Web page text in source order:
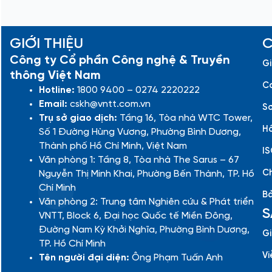
GIỚI THIỆU
Công ty Cổ phần Công nghệ & Truyền
thông Việt Nam
Hotline: 1800 9400 – 0274 2220222
Email: cskh@vntt.com.vn
Trụ sở giao dịch: Tầng 16, Tòa nhà WTC Tower,
Số 1 Đường Hùng Vương, Phường Bình Dương,
Thành phố Hồ Chí Minh, Việt Nam
Văn phòng 1: Tầng 8, Tòa nhà The Sarus – 67
Nguyễn Thị Minh Khai, Phường Bến Thành, TP. Hồ
Chí Minh
Văn phòng 2: Trung tâm Nghiên cứu & Phát triển
VNTT, Block 6, Đại học Quốc tế Miền Đông,
Đường Nam Kỳ Khởi Nghĩa, Phường Bình Dương,
TP. Hồ Chí Minh
Tên người đại diện: Ông Phạm Tuấn Anh